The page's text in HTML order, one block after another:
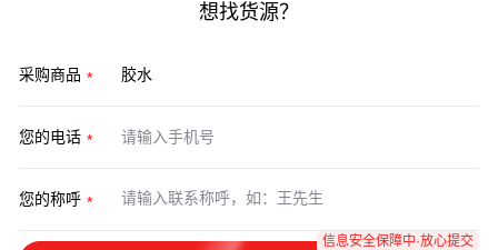
想找货源？
采购商品
您的电话
您的称呼
信息安全保障中·放心提交